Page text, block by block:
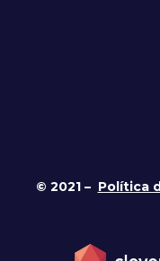
© 2021 – Política